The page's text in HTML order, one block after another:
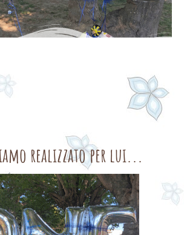
realizzato per lui...